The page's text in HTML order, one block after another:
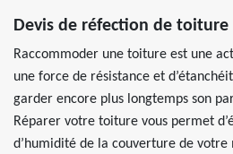
Devis de réfection de toiture
Raccommoder une toiture est une
une force de résistance et
garder encore plus longtemps son
Réparer votre toiture vous permet
d’humidité de la couverture de votre